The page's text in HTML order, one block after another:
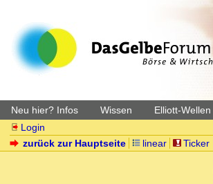
Neu hier? Infos Wissen Elliott-Wellen
Login
zurück zur Hauptseite
linear Ticker